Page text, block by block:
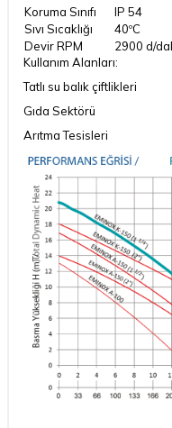
Koruma Sınıfı
IP 54
Sıvı Sıcaklığı
40ºC
Devir RPM
2900 d/
Kullanım Alanları:
Tatlı su balık çiftlikleri
Gıda Sektörü
Arıtma Tesisleri